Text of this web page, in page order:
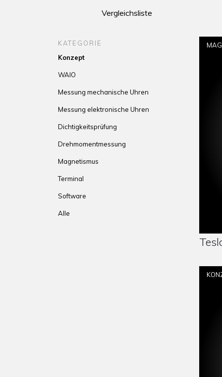
Vergleichsliste
KATEGORIE
Konzept
WAIO
Messung mechanische Uhren
Messung elektronische Uhren
Dichtigkeitsprüfung
Drehmomentmessung
Magnetismus
Terminal
Software
Alle